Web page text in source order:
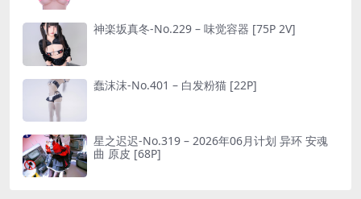
神楽坂真冬-No.229 – 味觉容器 [75P 2V]
蠢沫沫-No.401 – 白发粉猫 [22P]
星之迟迟-No.319 – 2026年06月计划 异环 安魂
曲 原皮 [68P]